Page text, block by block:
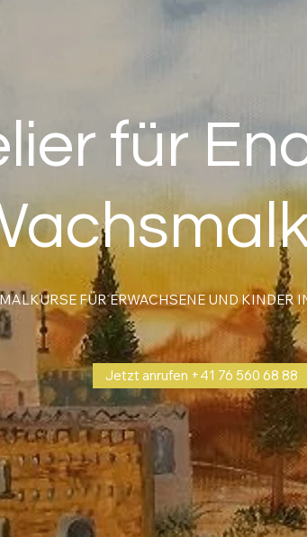
für
MALKURSE FÜR ERWACHSENE UND KINDER
Jetzt anrufen +41 76 560 68 88